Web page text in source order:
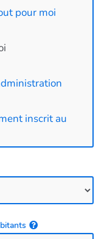
pour moi
inscrit au